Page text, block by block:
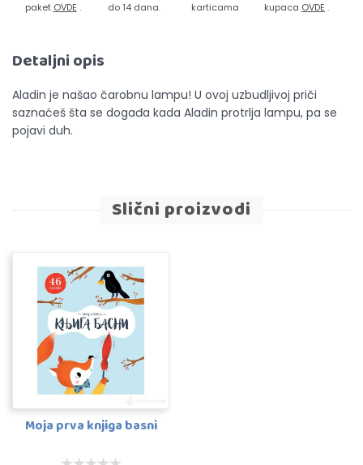
paket OVDE .
do 14 dana.
karticama
kupaca OVDE .
Detaljni opis
Aladin je našao čarobnu lampu! U ovoj uzbudljivoj priči
saznaćeš šta se događa kada Aladin protrlja lampu, pa se
pojavi duh.
Slični proizvodi
Moja prva knjiga basni